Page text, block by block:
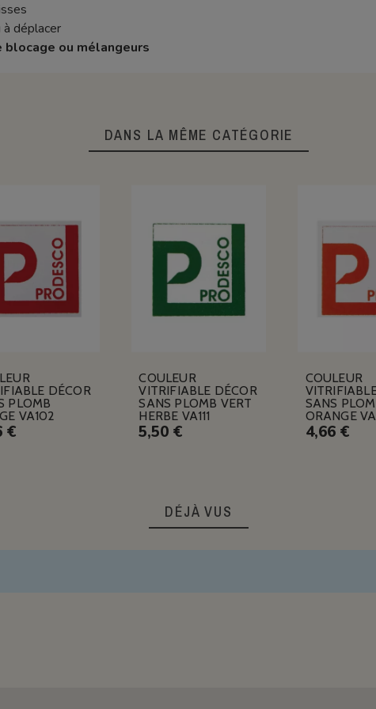
à déplacer
ou mélangeurs
DANS LA MÊME CATÉGORIE
DÉCOR
PLOMB
VA102
€
COULEUR
VITRIFIABLE DÉCOR
SANS PLOMB VERT
HERBE VA111
5,50 €
COULEUR
SANS
ORANGE
4,66 €
DÉJÀ VUS